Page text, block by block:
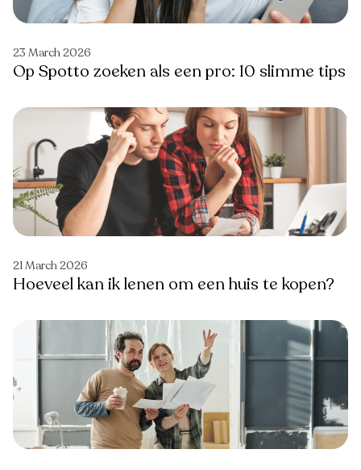
23 March 2026
Op Spotto zoeken als een pro: 10 slimme tips
21 March 2026
Hoeveel kan ik lenen om een huis te kopen?